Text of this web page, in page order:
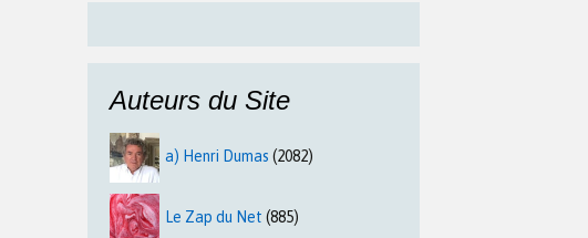
Auteurs du Site
a) Henri Dumas (2082)
Le Zap du Net (885)